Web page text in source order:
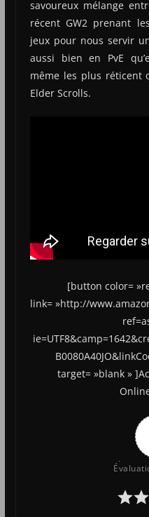
savoureux mélange
récent GW2 prenant
jeux pour nous servir
aussi bien en PvE
même les plus réticent
Elder Scrolls.
[button color=
link= »http://
target= »blank »